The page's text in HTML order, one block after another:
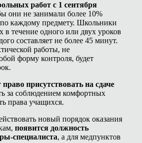
работ с 1 сентября
они не занимали более 10%
каждому предмету. Школьники
в течение одного или двух уроков
составляет не более 45 минут.
работы, не
форму контроля, будет
присутствовать на сдаче
за соблюдением комфортных
права учащихся.
новый порядок оказания
появится должность
специалиста, а для медпунктов